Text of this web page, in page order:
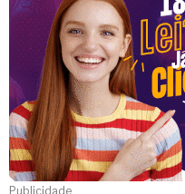
Publicidade